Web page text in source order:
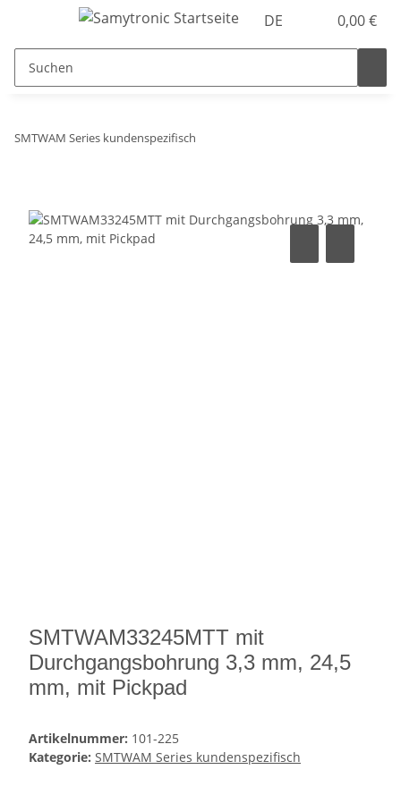
DE 0,00 €
SMTWAM Series kundenspezifisch
SMTWAM33245MTT mit
Durchgangsbohrung 3,3 mm, 24,5
mm, mit Pickpad
Artikelnummer: 101-225
Kategorie: SMTWAM Series kundenspezifisch